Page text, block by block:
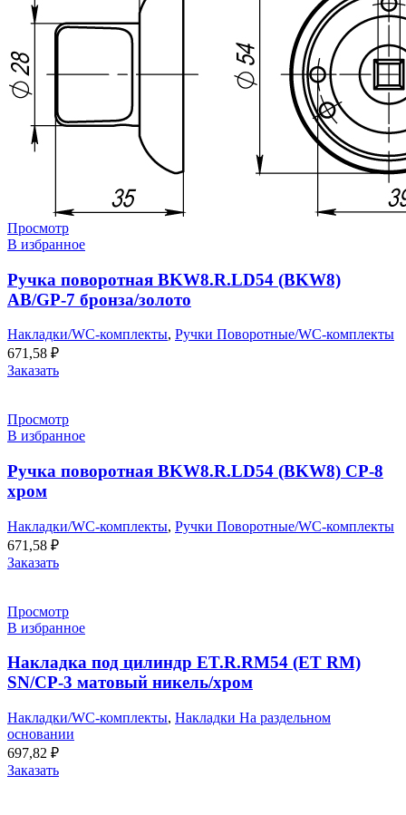
Просмотр
В избранное
Ручка поворотная BKW8.R.LD54 (BKW8)
AB/GP-7 бронза/золото
Накладки/WC-комплекты, Ручки Поворотные/WC-комплекты
671,58 ₽
Заказать
Просмотр
В избранное
Ручка поворотная BKW8.R.LD54 (BKW8) CP-8
хром
Накладки/WC-комплекты, Ручки Поворотные/WC-комплекты
671,58 ₽
Заказать
Просмотр
В избранное
Накладка под цилиндр ET.R.RM54 (ET RM)
SN/CP-3 матовый никель/хром
Накладки/WC-комплекты, Накладки На раздельном
основании
697,82 ₽
Заказать